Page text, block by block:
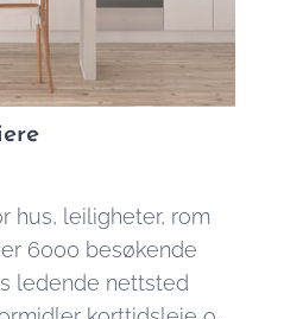
hus, leiligheter, rom
6000 besøkende
ledende nettsted